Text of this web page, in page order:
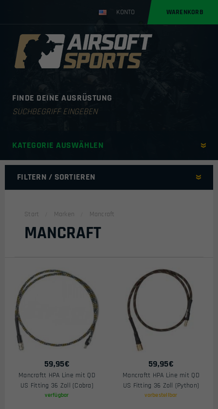
KONTO WARENKORB
FINDE DEINE AUSRÜSTUNG
Products
KATEGORIE AUSWÄHLEN
FILTERN / SORTIEREN
Preis
Start Marken Mancraft
MANCRAFT
59,95€
Mancraftt HPA Line mit QD
US Fitting 36 Zoll (Cobra)
verfügbar
59,95€
Mancraftt HPA Line mit QD
US Fitting 36 Zoll (Python)
vorbestellbar